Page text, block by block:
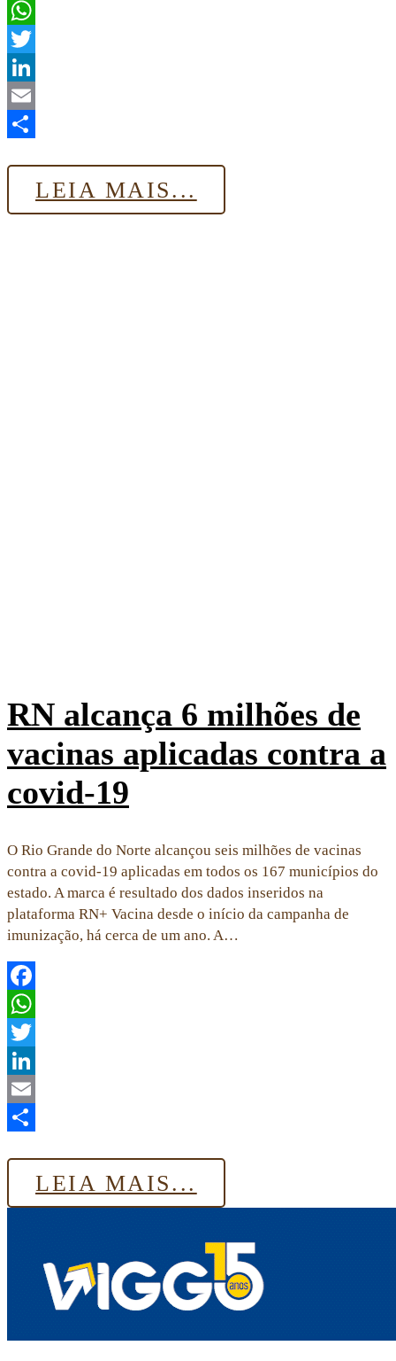
Facebook
WhatsApp
Twitter
LinkedIn
Email
LEIA MAIS...
RN alcança 6 milhões de
vacinas aplicadas contra a
covid-19
O Rio Grande do Norte alcançou seis milhões de vacinas
contra a covid-19 aplicadas em todos os 167 municípios do
estado. A marca é resultado dos dados inseridos na
plataforma RN+ Vacina desde o início da campanha de
imunização, há cerca de um ano. A…
Facebook
WhatsApp
Twitter
LinkedIn
Email
LEIA MAIS...